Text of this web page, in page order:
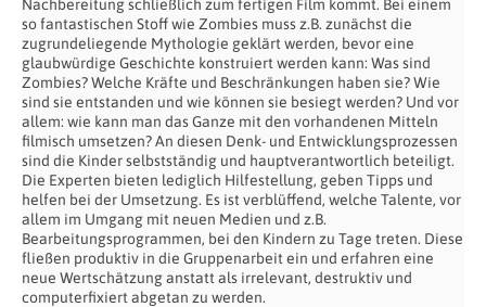
Nachbereitung schließlich zum fertigen Film kommt. Bei einem
so fantastischen Stoff wie Zombies muss z.B. zunächst die
zugrundeliegende Mythologie geklärt werden, bevor eine
glaubwürdige Geschichte konstruiert werden kann: Was sind
Zombies? Welche Kräfte und Beschränkungen haben sie? Wie
sind sie entstanden und wie können sie besiegt werden? Und vor
allem: wie kann man das Ganze mit den vorhandenen Mitteln
filmisch umsetzen? An diesen Denk- und Entwicklungsprozessen
sind die Kinder selbstständig und hauptverantwortlich beteiligt.
Die Experten bieten lediglich Hilfestellung, geben Tipps und
helfen bei der Umsetzung. Es ist verblüffend, welche Talente, vor
allem im Umgang mit neuen Medien und z.B.
Bearbeitungsprogrammen, bei den Kindern zu Tage treten. Diese
fließen produktiv in die Gruppenarbeit ein und erfahren eine
neue Wertschätzung anstatt als irrelevant, destruktiv und
computerfixiert abgetan zu werden.